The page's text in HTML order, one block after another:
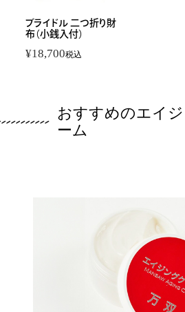
ブライドル 二つ折り財
布（小銭入付）
¥18,700税込
おすすめのエイ
ーム